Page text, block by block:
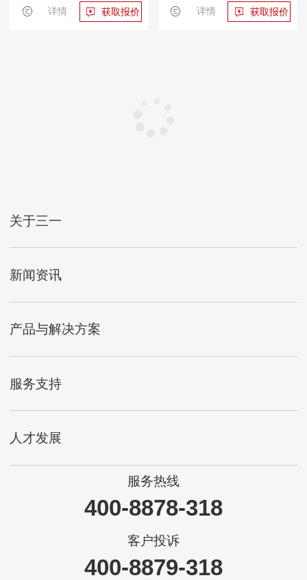
详情 获取报价 详情 获取报价
关于三一
新闻资讯
产品与解决方案
服务支持
人才发展
服务热线
400-8878-318
客户投诉
400-8879-318